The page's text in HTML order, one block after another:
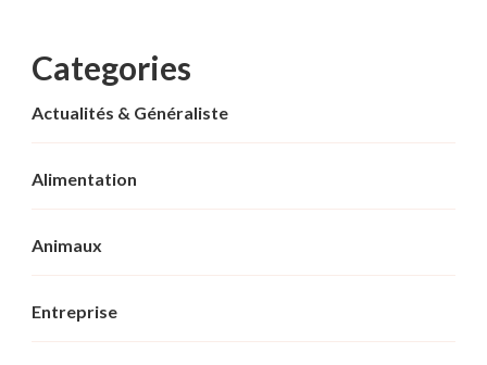
Categories
Actualités & Généraliste
Alimentation
Animaux
Entreprise